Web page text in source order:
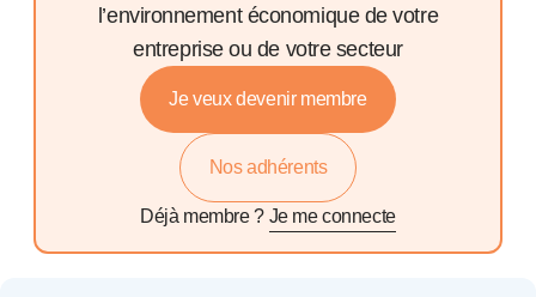
l’environnement économique de votre
entreprise ou de votre secteur
Je veux devenir membre
Nos adhérents
Déjà membre ? Je me connecte